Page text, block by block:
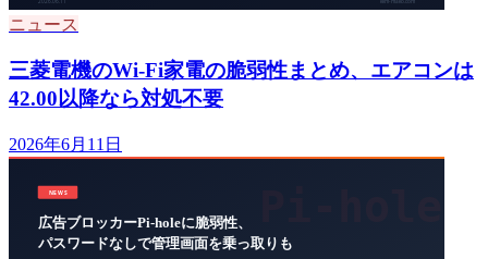
ニュース
三菱電機のWi-Fi家電の脆弱性まとめ、エアコンは
42.00以降なら対処不要
2026年6月11日